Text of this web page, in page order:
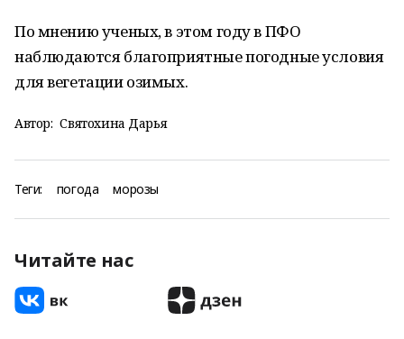
По мнению ученых, в этом году в ПФО
наблюдаются благоприятные погодные условия
для вегетации озимых.
Автор: Святохина Дарья
Теги: погода морозы
Читайте нас